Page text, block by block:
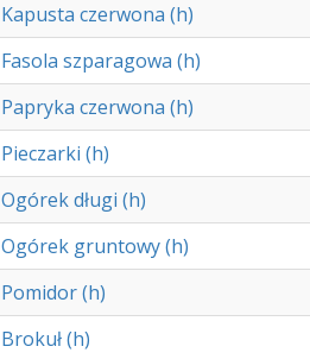
Kapusta czerwona (h)
Fasola szparagowa (h)
Papryka czerwona (h)
Pieczarki (h)
Ogórek długi (h)
Ogórek gruntowy (h)
Pomidor (h)
Brokuł (h)